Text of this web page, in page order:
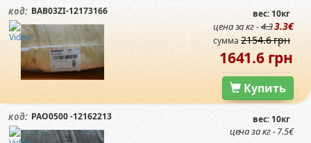
код: BAB03ZI-12173166 вес: 10кг
цена за кг -4.33.3€
сумма 2154.6 грн
1641.6 грн
Купить
код: PAO0500 -12162213 вес: 10кг
цена за кг - 7.5€